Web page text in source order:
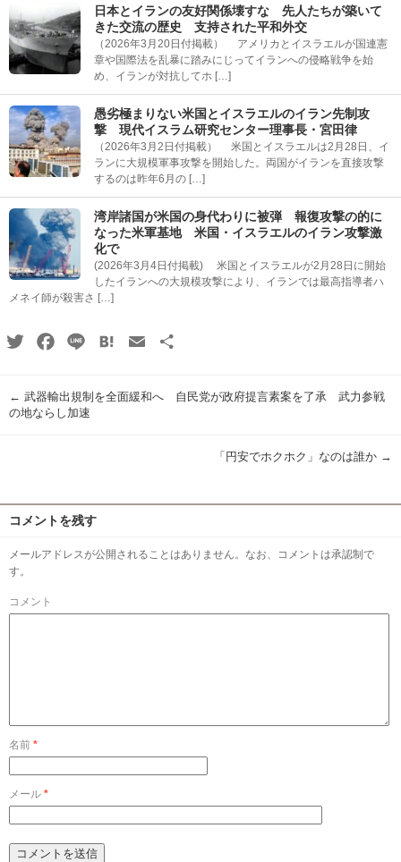
日本とイランの友好関係壊すな 先人たちが築いて
きた交流の歴史 支持された平和外交
（2026年3月20日付掲載） アメリカとイスラエルが国連憲
章や国際法を乱暴に踏みにじってイランへの侵略戦争を始
め、イランが対抗してホ […]
愚劣極まりない米国とイスラエルのイラン先制攻
撃 現代イスラム研究センター理事長・宮田律
（2026年3月2日付掲載） 米国とイスラエルは2月28日、イ
ランに大規模軍事攻撃を開始した。両国がイランを直接攻撃
するのは昨年6月の […]
湾岸諸国が米国の身代わりに被弾 報復攻撃の的に
なった米軍基地 米国・イスラエルのイラン攻撃激
化で
(2026年3月4日付掲載) 米国とイスラエルが2月28日に開始
したイランへの大規模攻撃により、イランでは最高指導者ハ
メネイ師が殺害さ […]
TwitterFacebook
Line HatenaEmail
← 武器輸出規制を全面緩和へ 自民党が政府提言素案を了承 武力参戦
の地ならし加速
「円安でホクホク」なのは誰か →
コメントを残す
メールアドレスが公開されることはありません。なお、コメントは承認制で
す。
コメント
名前 *
メール *